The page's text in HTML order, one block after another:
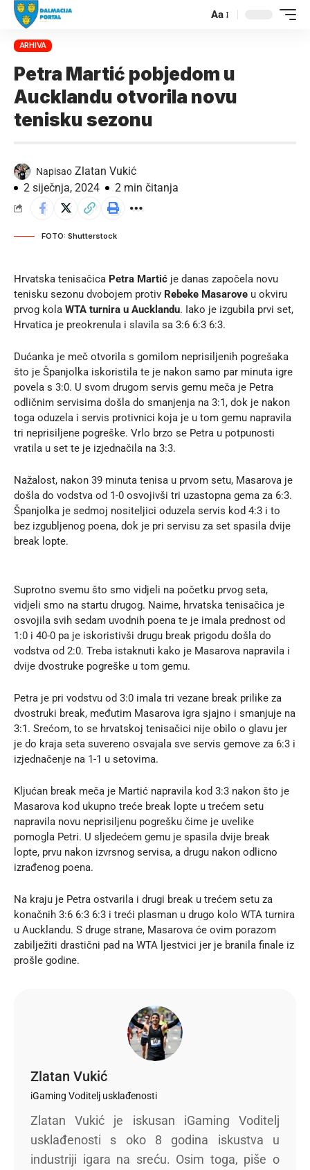
Aa
ARHIVA
Petra Martić pobjedom u
Aucklandu otvorila novu
tenisku sezonu
Napisao Zlatan Vukić
2 siječnja, 2024
2 min čitanja
FOTO: Shutterstock
Hrvatska tenisačica Petra Martić je danas započela novu
tenisku sezonu dvobojem protiv Rebeke Masarove u okviru
prvog kola WTA turnira u Aucklandu. Iako je izgubila prvi set,
Hrvatica je preokrenula i slavila sa 3:6 6:3 6:3.
Dućanka je meč otvorila s gomilom neprisiljenih pogrešaka
što je Španjolka iskoristila te je nakon samo par minuta igre
povela s 3:0. U svom drugom servis gemu meča je Petra
odličnim servisima došla do smanjenja na 3:1, dok je nakon
toga oduzela i servis protivnici koja je u tom gemu napravila
tri neprisiljene pogreške. Vrlo brzo se Petra u potpunosti
vratila u set te je izjednačila na 3:3.
Nažalost, nakon 39 minuta tenisa u prvom setu, Masarova je
došla do vodstva od 1-0 osvojivši tri uzastopna gema za 6:3.
Španjolka je sedmoj nositeljici oduzela servis kod 4:3 i to
bez izgubljenog poena, dok je pri servisu za set spasila dvije
break lopte.
Suprotno svemu što smo vidjeli na početku prvog seta,
vidjeli smo na startu drugog. Naime, hrvatska tenisačica je
osvojila svih sedam uvodnih poena te je imala prednost od
1:0 i 40-0 pa je iskoristivši drugu break prigodu došla do
vodstva od 2:0. Treba istaknuti kako je Masarova napravila i
dvije dvostruke pogreške u tom gemu.
Petra je pri vodstvu od 3:0 imala tri vezane break prilike za
dvostruki break, međutim Masarova igra sjajno i smanjuje na
3:1. Srećom, to se hrvatskoj tenisačici nije obilo o glavu jer
je do kraja seta suvereno osvajala sve servis gemove za 6:3 i
izjednačenje na 1-1 u setovima.
Kljućan break meča je Martić napravila kod 3:3 nakon što je
Masarova kod ukupno treće break lopte u trećem setu
napravila novu neprisiljenu pogrešku čime je uvelike
pomogla Petri. U sljedećem gemu je spasila dvije break
lopte, prvu nakon izvrsnog servisa, a drugu nakon odlicno
izrađenog poena.
Na kraju je Petra ostvarila i drugi break u trećem setu za
konačnih 3:6 6:3 6:3 i treći plasman u drugo kolo WTA turnira
u Aucklandu. S druge strane, Masarova će ovim porazom
zabilježiti drastični pad na WTA ljestvici jer je branila finale iz
prošle godine.
Zlatan Vukić
iGaming Voditelj usklađenosti
Zlatan Vukić je iskusan iGaming Voditelj
usklađenosti s oko 8 godina iskustva u
industriji igara na sreću. Osim toga, piše o